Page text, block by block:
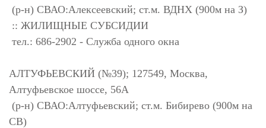
(р-н) СВАО:Алексеевский; ст.м. ВДНХ (900м на З)
:: ЖИЛИЩНЫЕ СУБСИДИИ
тел.: 686-2902 - Служба одного окна
АЛТУФЬЕВСКИЙ (№39); 127549, Москва,
Алтуфьевское шоссе, 56А
(р-н) СВАО:Алтуфьевский; ст.м. Бибирево (900м на
СВ)